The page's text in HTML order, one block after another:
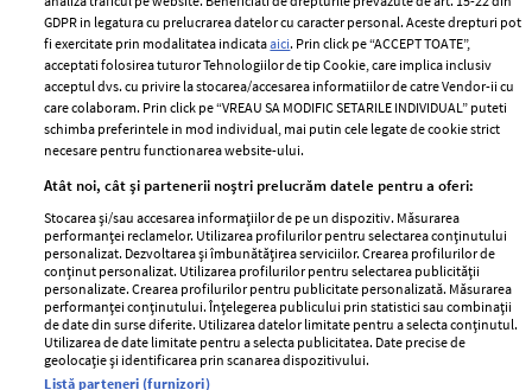
Romania
Contact
Abonamente
Politica de cookies
Publicitate
GSP
Unica
Baby
Retete
femei
Viva
Avantaje
Retete practice
Pariază responsabil! Decizia ONJN nr. 821/25.09.2025.
GDPR in legatura cu prelucrarea datelor cu caracter personal. Aceste drepturi pot
fi exercitate prin modalitatea indicataaici. Prin click pe “ACCEPT TOATE”,
acceptati folosirea tuturor Tehnologiilor de tip Cookie, care implica inclusiv
acceptul dvs. cu privire la stocarea/accesarea informatiilor de catre Vendor-ii cu
care colaboram. Prin click pe “VREAU SA MODIFIC SETARILE INDIVIDUAL” puteti
schimba preferintele in mod individual, mai putin cele legate de cookie strict
necesare pentru functionarea website-ului.
Atât noi, cât și partenerii noștri prelucrăm datele pentru a oferi:
Stocarea și/sau accesarea informațiilor de pe un dispozitiv. Măsurarea
performanței reclamelor. Utilizarea profilurilor pentru selectarea conținutului
personalizat. Dezvoltarea și îmbunătățirea serviciilor. Crearea profilurilor de
conținut personalizat. Utilizarea profilurilor pentru selectarea publicității
personalizate. Crearea profilurilor pentru publicitate personalizată. Măsurarea
performanței conținutului. Înțelegerea publicului prin statistici sau combinații
de date din surse diferite. Utilizarea datelor limitate pentru a selecta conținutul.
Utilizarea de date limitate pentru a selecta publicitatea. Date precise de
geolocație și identificarea prin scanarea dispozitivului.
Listă parteneri (furnizori)